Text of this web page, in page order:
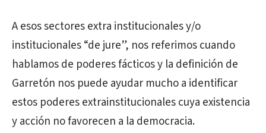
A esos sectores extra institucionales y/o
institucionales “de jure”, nos referimos cuando
hablamos de poderes fácticos y la definición de
Garretón nos puede ayudar mucho a identificar
estos poderes extrainstitucionales cuya existencia
y acción no favorecen a la democracia.